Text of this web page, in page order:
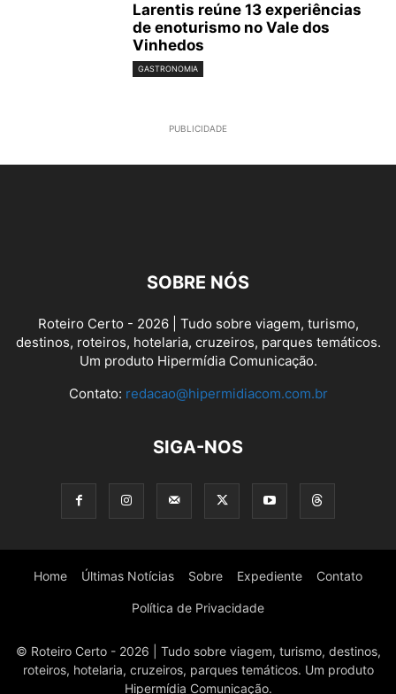
Larentis reúne 13 experiências
de enoturismo no Vale dos
Vinhedos
GASTRONOMIA
PUBLICIDADE
SOBRE NÓS
Roteiro Certo - 2026 | Tudo sobre viagem, turismo,
destinos, roteiros, hotelaria, cruzeiros, parques temáticos.
Um produto Hipermídia Comunicação.
Contato: redacao@hipermidiacom.com.br
SIGA-NOS
Home Últimas Notícias Sobre Expediente Contato
Política de Privacidade
© Roteiro Certo - 2026 | Tudo sobre viagem, turismo, destinos,
roteiros, hotelaria, cruzeiros, parques temáticos. Um produto
Hipermídia Comunicação.